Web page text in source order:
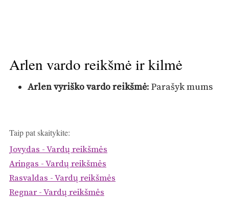
Arlen vardo reikšmė ir kilmė
Arlen vyriško vardo reikšmė: Parašyk mums
Taip pat skaitykite:
Jovydas - Vardų reikšmės
Aringas - Vardų reikšmės
Rasvaldas - Vardų reikšmės
Regnar - Vardų reikšmės